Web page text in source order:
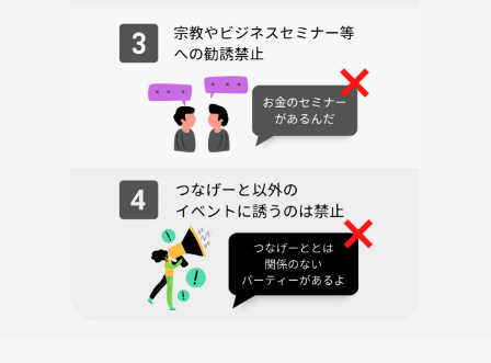
・友達を作りたい、人脈を広げたい方
・英語を勉強している方
・中国語を勉強している方
・言語交換の相手を探している方（中国語・台湾語） など
日本語がペラペラの外国人の方にも数多くご参加頂いております！
これから海外旅行やワーキングホリデーを始めようという方は大歓迎で
気軽な交流会になりますのでどなたでもお気軽にご参加ください♪
◆━━━━━━━━━━━━━━━━━━━━━━━◆